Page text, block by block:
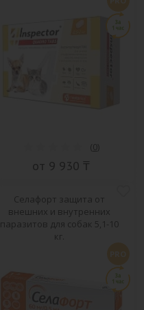
(0)
от 9 930 ₸
Селафорт защита от
внешних и внутренних
паразитов для собак 5,1-10
кг.